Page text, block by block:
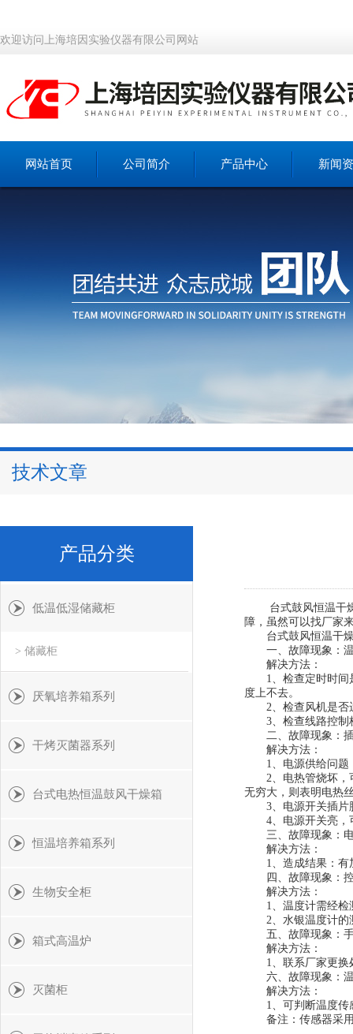
欢迎访问上海培因实验仪器有限公司网站
网站首页 公司简介 产品中心 新闻
技术文章
台式鼓风恒温干燥
障，虽然可以找厂家
台式鼓风恒温干
一、故障现象：温
解决方法：
1、检查定时时间是
度上不去。
2、检查风机是否运
3、检查线路控制
二、故障现象：插
解决方法：
1、电源供给问题
2、电热管烧坏，可
无穷大，则表明电热
3、电源开关插片
4、电源开关亮，
三、故障现象：电
解决方法：
1、造成结果：有加
四、故障现象：控
解决方法：
1、温度计需经检
2、水银温度计的测
五、故障现象：手
解决方法：
1、联系厂家更换
六、故障现象：温
解决方法：
1、可判断温度传
备注：传感器采用
产品分类
低温低湿储藏柜
> 储藏柜
厌氧培养箱系列
干烤灭菌器系列
台式电热恒温鼓风干燥箱
恒温培养箱系列
生物安全柜
箱式高温炉
灭菌柜